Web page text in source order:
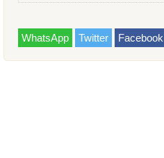
WhatsApp Twitter Facebook